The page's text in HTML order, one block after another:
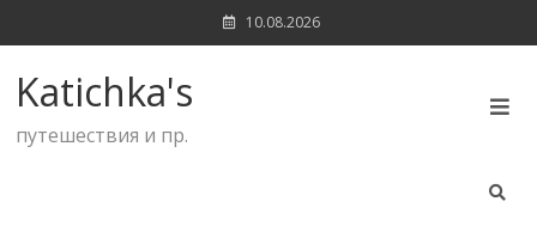
to
10.08.2026
Katichka's
путешествия и пр.